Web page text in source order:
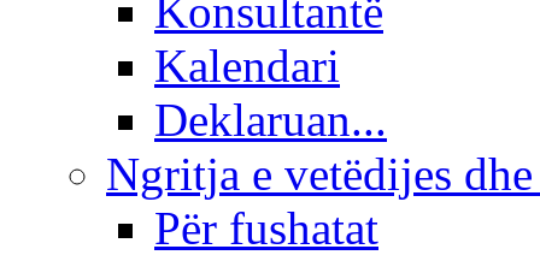
Konsultantë
Kalendari
Deklaruan...
Ngritja e vetëdijes
Për fushatat